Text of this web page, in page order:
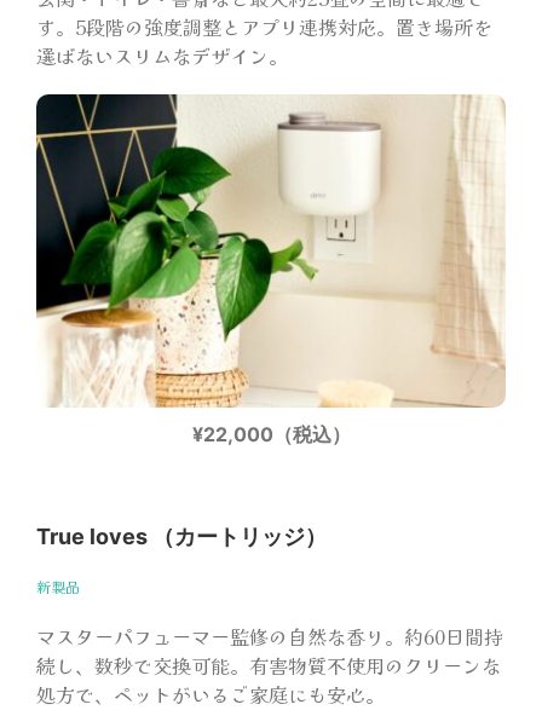
す。5段階の強度調整とアプリ連携対応。置き場所を
選ばないスリムなデザイン。
¥22,000（税込）
True loves （カートリッジ）
新製品
マスターパフューマー監修の自然な香り。約60日間持
続し、数秒で交換可能。有害物質不使用のクリーンな
処方で、ペットがいるご家庭にも安心。